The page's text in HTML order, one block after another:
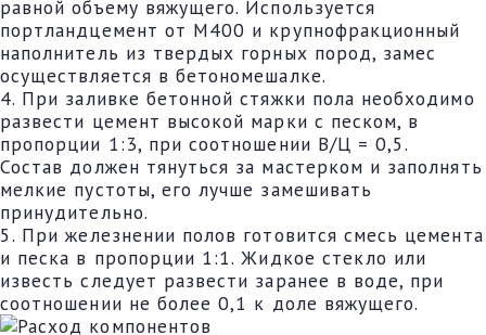
равной объему вяжущего. Используется
портландцемент от М400 и крупнофракционный
наполнитель из твердых горных пород, замес
осуществляется в бетономешалке.
4. При заливке бетонной стяжки пола необходимо
развести цемент высокой марки с песком, в
пропорции 1:3, при соотношении В/Ц = 0,5.
Состав должен тянуться за мастерком и заполнять
мелкие пустоты, его лучше замешивать
принудительно.
5. При железнении полов готовится смесь цемента
и песка в пропорции 1:1. Жидкое стекло или
известь следует развести заранее в воде, при
соотношении не более 0,1 к доле вяжущего.